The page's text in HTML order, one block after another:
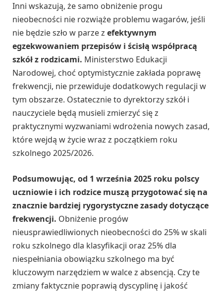
Inni wskazują, że samo obniżenie progu
nieobecności nie rozwiąże problemu wagarów, jeśli
nie będzie szło w parze z efektywnym
egzekwowaniem przepisów i ścisłą współpracą
szkół z rodzicami. Ministerstwo Edukacji
Narodowej, choć optymistycznie zakłada poprawę
frekwencji, nie przewiduje dodatkowych regulacji w
tym obszarze. Ostatecznie to dyrektorzy szkół i
nauczyciele będą musieli zmierzyć się z
praktycznymi wyzwaniami wdrożenia nowych zasad,
które wejdą w życie wraz z początkiem roku
szkolnego 2025/2026.
Podsumowując, od 1 września 2025 roku polscy
uczniowie i ich rodzice muszą przygotować się na
znacznie bardziej rygorystyczne zasady dotyczące
frekwencji. Obniżenie progów
nieusprawiedliwionych nieobecności do 25% w skali
roku szkolnego dla klasyfikacji oraz 25% dla
niespełniania obowiązku szkolnego ma być
kluczowym narzędziem w walce z absencją. Czy te
zmiany faktycznie poprawią dyscyplinę i jakość